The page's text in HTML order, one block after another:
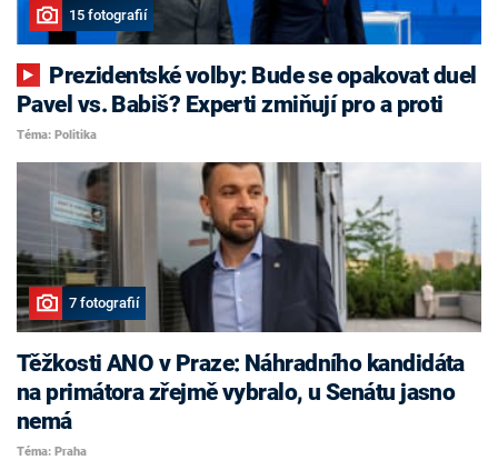
15 fotografií
Pavel vs. Babiš? Experti zmiňují pro a proti
Téma: Politika
7 fotografií
Těžkosti ANO v Praze: Náhradního kandidáta
na primátora zřejmě vybralo, u Senátu jasno
nemá
Téma: Praha